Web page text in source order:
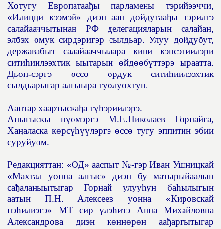
Хотугу Европатаађы парламены тэрийээччи,
«Илиңңи кээмэй» диэн аан дойдутаађы тэрилтэ
салайааччытынан РФ делегацияларын салайан,
элбэх омук сирдэригэр сылдьар. Улуу дойдубут,
державабыт салайааччылара кини кэпсэтиилэри
ситиһиилээхтик ыытарын өйдөөбүттэрэ ыраатта.
Дьон-сэргэ өссө ордук ситиһиилээхтик
сылдьарыгар алгыыра туолуохтун.
Ааптар хаартыскађа түһэриилэрэ.
Аныгыскы нүөмэргэ М.Е.Николаев Горнайга,
Хаңаласка көрсүһүүлэргэ өссө тугу эппитин эбии
суруйуом.
Редакцияттан: «ОД» ааспыт №-гэр Иван Ушницкай
«Махтал уонна алгыс» диэн бу матырыйаалын
сађаланыытыгар Горнай улууһун баһылыгын
аатын П.Н. Алексеев уонна «Кировскай
нэһилиэгэ» МТ сирүлэһитэ Анна Михайловна
Александрова диэн көннөрөн аађаргытыгар